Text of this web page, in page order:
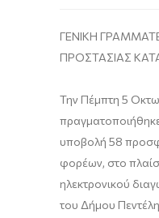
ΓΕΝΙΚΗ
ΠΡΟΣΤΑΣΙΑΣ
Την Πέμπτη 5
πραγματοποιήθηκε
υποβολή 58
φορέων, στο
ηλεκτρονικού
του Δήμου